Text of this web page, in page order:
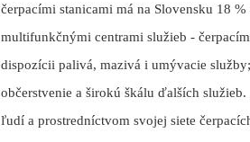
čerpacími stanicami má na Slovensku 18
multifunkčnými centrami služieb -
dispozícii palivá, mazivá i umývacie
občerstvenie a širokú škálu ďalších
ľudí a prostredníctvom svojej siete